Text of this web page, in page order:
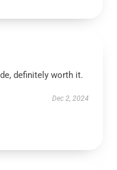
definitely worth it.
Dec 2, 2024